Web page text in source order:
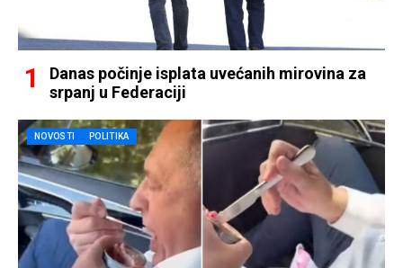
Danas počinje isplata uvećanih mirovina za
srpanj u Federaciji
NOVOSTI POLITIKA